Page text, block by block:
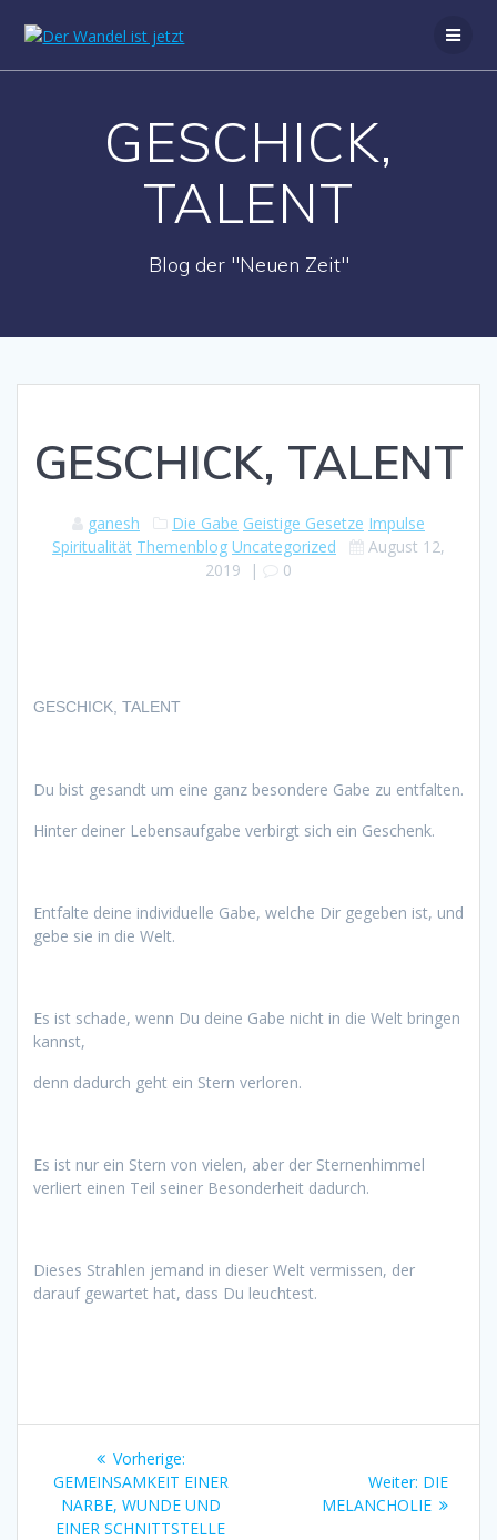
GESCHICK,
TALENT
Blog der "Neuen Zeit"
GESCHICK, TALENT
ganesh Die Gabe Geistige Gesetze Impulse
Spiritualität Themenblog Uncategorized
August 12,
2019 | 0
GESCHICK, TALENT
Du bist gesandt um eine ganz besondere Gabe zu entfalten.
Hinter deiner Lebensaufgabe verbirgt sich ein Geschenk.
Entfalte deine individuelle Gabe, welche Dir gegeben ist, und
gebe sie in die Welt.
Es ist schade, wenn Du deine Gabe nicht in die Welt bringen
kannst,
denn dadurch geht ein Stern verloren.
Es ist nur ein Stern von vielen, aber der Sternenhimmel
verliert einen Teil seiner Besonderheit dadurch.
Dieses Strahlen jemand in dieser Welt vermissen, der
darauf gewartet hat, dass Du leuchtest.
Beitragsnavigation
Vorherige:Vorheriger
Beitrag:
GEMEINSAMKEIT EINER
NARBE, WUNDE UND
EINER SCHNITTSTELLE
Weiter: Nächster
Beitrag:
DIE
MELANCHOLIE